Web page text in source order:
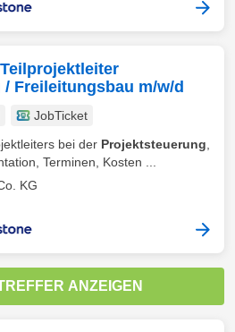
Freileitungsbau m/w/d
JobTicket
bei der Projektsteuerung
Terminen, Kosten ...
KG
ANZEIGEN